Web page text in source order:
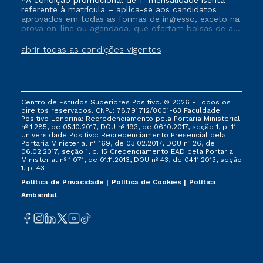
abrir todas as condições vigentes
referente à matrícula – aplica-se aos candidatos
aprovados em todas as formas de ingresso, exceto na
prova on-line ou agendada, que ofertam bolsas de até
vigente, que ainda não tenham efetivado e/ou não
tenham cancelado ou trancado sua matrícula em uma
via FIES, Prouni e outros programas governamentais, e
não se acumula com nenhuma outra campanha
ofertada pela Instituição.
Centro de Estudos Superiores Positivo. © 2026 - Todos os
direitos reservados. CNPJ: 78.791.712/0001-63 Faculdade
Positivo Londrina: Recredenciamento pela Portaria Ministerial
nº 1.285, de 05.10.2017, DOU nº 193, de 06.10.2017, seção 1, p. 11
Universidade Positivo: Recredenciamento Presencial ​pela
Portaria Ministerial nº 169, de 03.02.2017, DOU nº 26, de
06.02.2017, seção 1, p. 15 Credenciamento EAD pela Portaria
Ministerial nº 1.071, de 01.11.2013, DOU nº 43, de 04.11.2013, seção
1, p. 43
Política de Privacidade
Política de Cookies
Política
Ambiental